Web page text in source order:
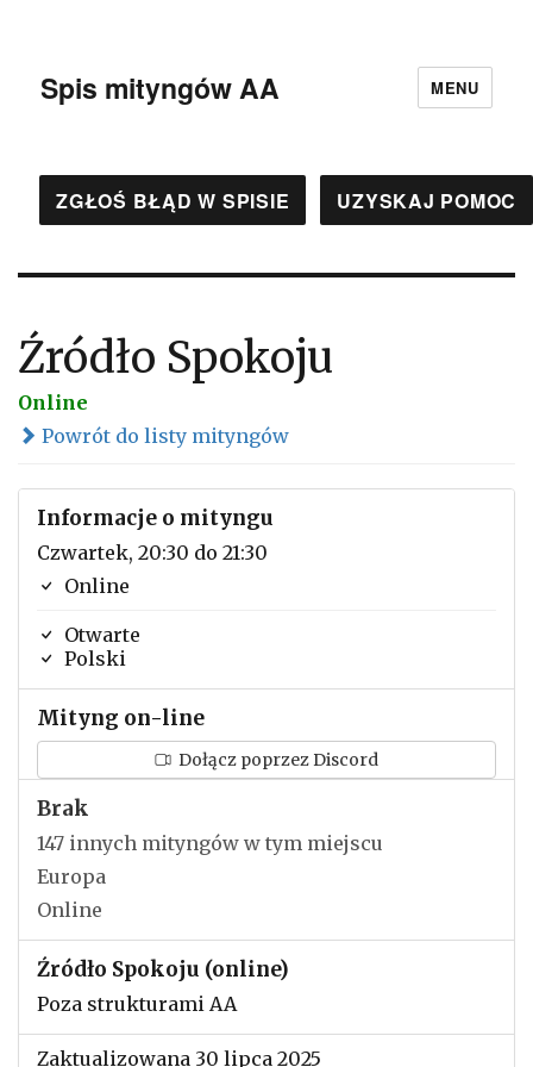
Spis mityngów AA MENU
ZGŁOŚ BŁĄD W SPISIE UZYSKAJ POMOC
Źródło Spokoju
Online
Powrót do listy mityngów
Informacje o mityngu
Czwartek, 20:30 do 21:30
Online
Otwarte
Polski
Mityng on-line
Dołącz poprzez Discord
Brak
147 innych mityngów w tym miejscu
Europa
Online
Źródło Spokoju (online)
Poza strukturami AA
Zaktualizowana 30 lipca 2025